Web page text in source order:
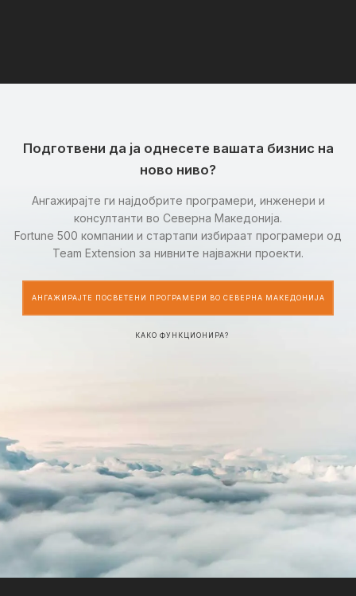
Подготвени да ја однесете вашата бизнис на
ново ниво?
Ангажирајте ги најдобрите програмери, инженери и
консултанти во Северна Македонија.
Fortune 500 компании и стартапи избираат програмери од
Team Extension за нивните најважни проекти.
АНГАЖИРАЈТЕ ПОСВЕТЕНИ ПРОГРАМЕРИ ВО СЕВЕРНА МАКЕДОНИЈА
КАКО ФУНКЦИОНИРА?